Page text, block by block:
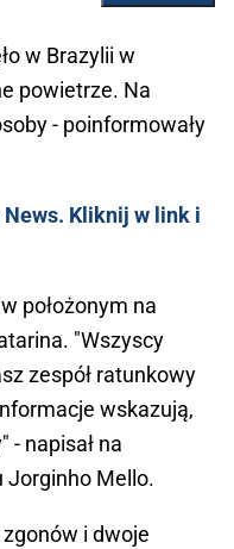
w Brazylii w
powietrze. Na
- poinformowały
News. Kliknij w link i
położonym na
"Wszyscy
zespół ratunkowy
wskazują,
- napisał na
Jorginho Mello.
i dwoje